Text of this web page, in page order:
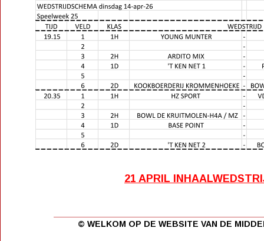
© WELKOM OP DE WEBSITE VAN DE
21 APRIL